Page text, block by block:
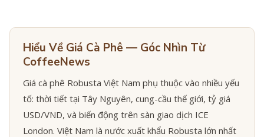
Hiểu Về Giá Cà Phê — Góc Nhìn Từ
CoffeeNews
Giá cà phê Robusta Việt Nam phụ thuộc vào nhiều yếu
tố: thời tiết tại Tây Nguyên, cung-cầu thế giới, tỷ giá
USD/VND, và biến động trên sàn giao dịch ICE
London. Việt Nam là nước xuất khẩu Robusta lớn nhất